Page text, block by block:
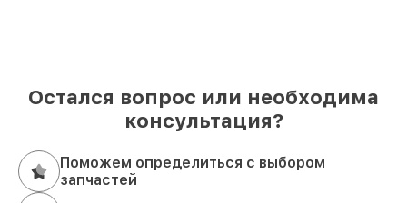
Остался вопрос или необходима
консультация?
Поможем определиться с выбором
запчастей